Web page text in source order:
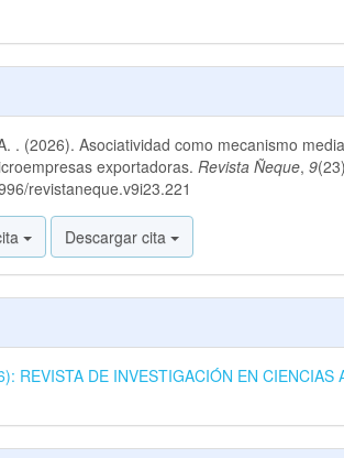
. (2026). Asociatividad como mecanismo
exportadoras.Revista Ñeque,9
revistaneque.v9i23.221
Descargar cita
REVISTA DE INVESTIGACIÓN EN CIENCIAS